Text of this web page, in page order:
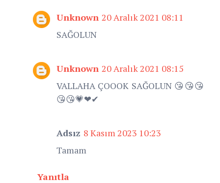
Unknown 20 Aralık 2021 08:11
SAĞOLUN
Unknown 20 Aralık 2021 08:15
VALLAHA ÇOOOK SAĞOLUN 😘😘😘
😘😘💗❤✔
Adsız 8 Kasım 2023 10:23
Tamam
Yanıtla